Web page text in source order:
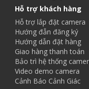
Hỗ trợ khách hàng
Hỗ trợ lắp đặt camera
Hướng đẫn đăng ký
Hướng dẫn đặt hàng
Giao hàng thanh toán
Bảo trì hệ thống
Video demo camera
Cảnh Báo Cảnh Giác